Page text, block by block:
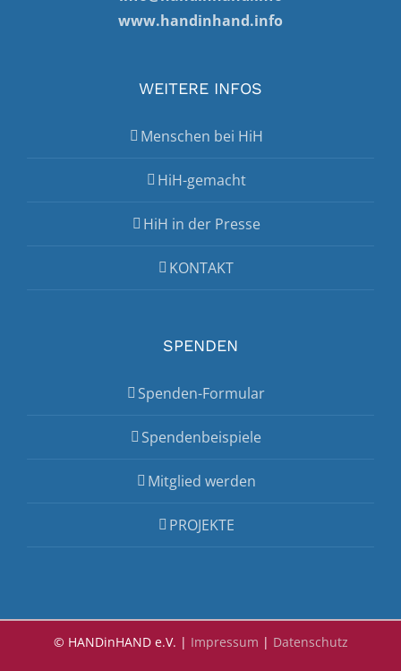
www.handinhand.info
WEITERE INFOS
Menschen bei HiH
HiH-gemacht
HiH in der Presse
KONTAKT
SPENDEN
Spenden-Formular
Spendenbeispiele
Mitglied werden
PROJEKTE
© HANDinHAND e.V. | Impressum | Datenschutz